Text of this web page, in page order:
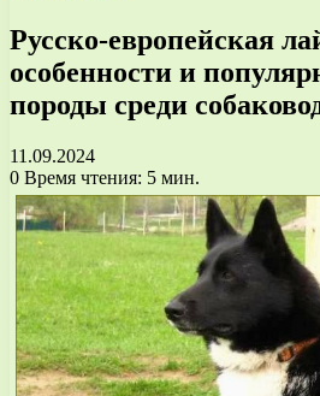
Русско-европейская
особенности и
породы среди
11.09.2024
0 Время чтения: 5 мин.